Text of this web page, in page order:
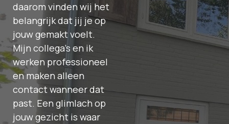
daarom vinden wij het
belangrijk dat jij je op
jouw gemakt voelt.
Mijn collega’s en ik
werken professioneel
en maken alleen
contact wanneer dat
past. Een glimlach op
jouw gezicht is waar